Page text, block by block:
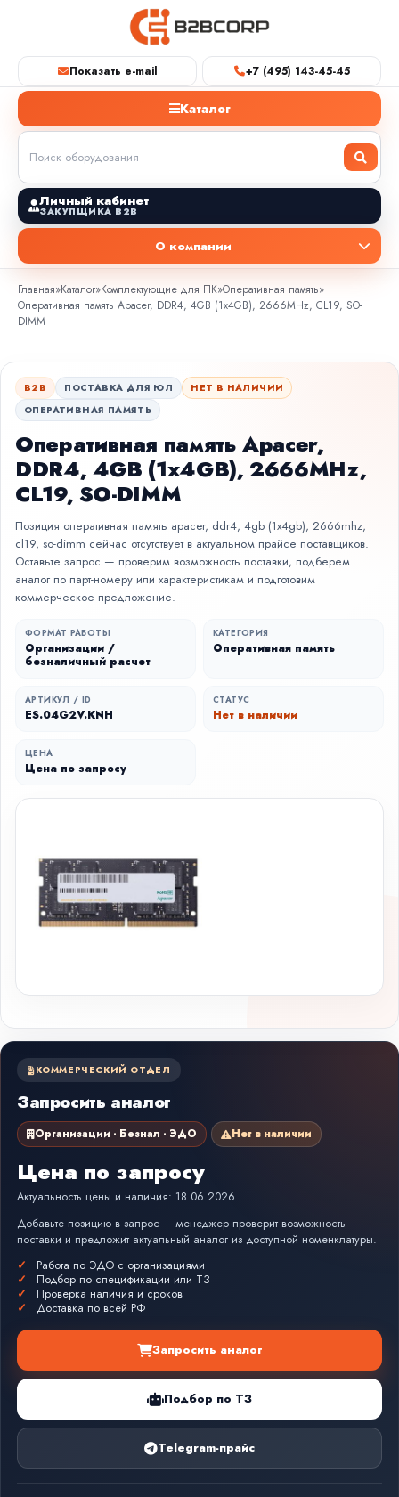
Показать e-mail +7 (495) 143-45-45
Каталог
Личный кабинет
ЗАКУПЩИКА B2B
О компании
Главная»Каталог»Комплектующие для ПК»Оперативная память»
Оперативная память Apacer, DDR4, 4GB (1x4GB), 2666MHz, CL19, SO-
DIMM
B2B ПОСТАВКА ДЛЯ ЮЛ
НЕТ В НАЛИЧИИ
ОПЕРАТИВНАЯ ПАМЯТЬ
Оперативная память Apacer,
DDR4, 4GB (1x4GB), 2666MHz,
CL19, SO-DIMM
Позиция оперативная память apacer, ddr4, 4gb (1x4gb), 2666mhz,
cl19, so-dimm сейчас отсутствует в актуальном прайсе поставщиков.
Оставьте запрос — проверим возможность поставки, подберем
аналог по парт-номеру или характеристикам и подготовим
коммерческое предложение.
ФОРМАТ РАБОТЫ
Организации /
безналичный расчет
КАТЕГОРИЯ
Оперативная память
АРТИКУЛ / ID
ES.04G2V.KNH
СТАТУС
Нет в наличии
ЦЕНА
Цена по запросу
КОММЕРЧЕСКИЙ ОТДЕЛ
Запросить аналог
Организации · Безнал · ЭДО Нет в наличии
Цена по запросу
Актуальность цены и наличия: 18.06.2026
Добавьте позицию в запрос — менеджер проверит возможность
поставки и предложит актуальный аналог из доступной номенклатуры.
Работа по ЭДО с организациями
Подбор по спецификации или ТЗ
Проверка наличия и сроков
Доставка по всей РФ
Запросить аналог
Подбор по ТЗ
Telegram-прайс